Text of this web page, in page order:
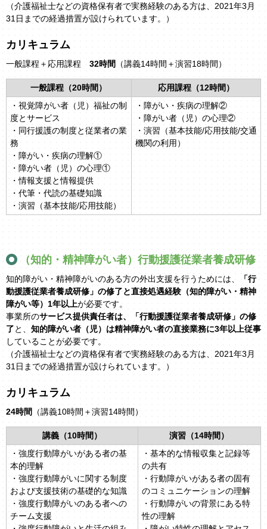
（介護福祉士などの資格保有者で実務経験のある方は、2021年3月
31日までの経過措置が設けられています。）
カリキュラム
一般課程＋応用課程 32時間 （講義14時間＋演習18時間）
一般課程（20時間）
応用課程（12時間）
・視覚障がい者（児）福祉の制
度とサービス
・同行援護の制度と従業者の業
務
・障がい・疾病の理解①
・障がい者（児）の心理①
・情報支援と情報提供
・代筆・代読の基礎知識
・演習（基本技能/応用技能）
・障がい・疾病の理解②
・障がい者（児）の心理②
・演習（基本技能/応用技能/交通
機関の利用）
（知的・精神障がい者）行動援護従業者養成研修
知的障がい・精神障がいのある方の外出支援を行うためには、
「行
動援護従業者養成研修」の修了と直接処遇経験（知的障がい・精神
障がい等）1年以上が必要です。
事業所のサービス提供責任者は、「行動援護従業者養成研修」の修
了と、 知的障がい者（児）は精神障がい者の直接業務に3年以上従事
していることが必要です。
（介護福祉士などの資格保有者で実務経験のある方は、2021年3月
31日までの経過措置が設けられています。）
カリキュラム
24時間 （講義10時間＋演習14時間）
講義（10時間）
演習（14時間）
・強度行動障がいがある者の基
本的理解
・強度行動障がいに関する制度
および支援技術の基礎的な知識
・強度行動障がいのある者への
チーム支援
・基本的な情報収集と記録等
の共有
・行動障がいがある者の固有
のコミュニケーションの理解
・行動障がいの背景にある特
性の理解